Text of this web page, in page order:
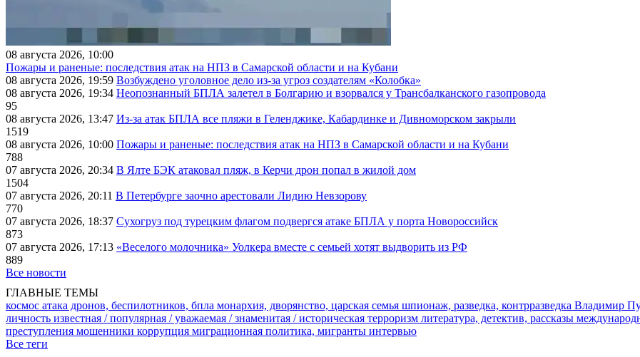
08 августа 2026, 10:00
Пожары и раненые: последствия атак на НПЗ в Самарской области и на Кубани
08 августа 2026, 19:59 Возбуждено уголовное дело из-за угроз создателям «Колобка»
08 августа 2026, 19:34 Неопознанный БПЛА залетел в Болгарию и взорвался у Трансбалканского газопровода
95
08 августа 2026, 13:47 Из-за атак БПЛА все пляжи в Геленджике, Кабардинке и Дивноморском закрыли
1519
08 августа 2026, 10:00 Пожары и раненые: последствия атак на НПЗ в Самарской области и на Кубани
788
07 августа 2026, 20:34 В Ялте БЭК атаковал пляж, в Керчи дрон попал в жилой дом
1504
07 августа 2026, 20:11 В Петербурге заочно арестовали Лидию Невзорову
770
07 августа 2026, 18:37 Сухогруз под турецким флагом подвергся атаке БПЛА у порта Новороссийск
873
07 августа 2026, 17:13 «Веселого молочника» Уолкера вместе с семьей хотят выдворить из РФ
889
Все новости
ГЛАВНЫЕ ТЕМЫ
космос атака дронов, беспилотников, бпла монархия, дворянство, царская семья шпионаж, разведка, контрразведка Владимир
личность известная / популярная / уважаемая / знаменитая / историческая терроризм литература, детектив, рассказы
преступления мошенники коррупция миграционная политика, мигранты интервью
Все теги